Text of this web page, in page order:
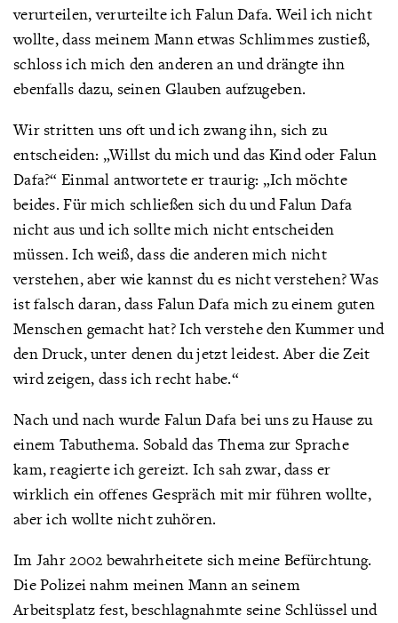
verurteilen, verurteilte ich Falun Dafa. Weil ich nicht
wollte, dass meinem Mann etwas Schlimmes zustieß,
schloss ich mich den anderen an und drängte ihn
ebenfalls dazu, seinen Glauben aufzugeben.
Wir stritten uns oft und ich zwang ihn, sich zu
entscheiden: „Willst du mich und das Kind oder Falun
Dafa?“ Einmal antwortete er traurig: „Ich möchte
beides. Für mich schließen sich du und Falun Dafa
nicht aus und ich sollte mich nicht entscheiden
müssen. Ich weiß, dass die anderen mich nicht
verstehen, aber wie kannst du es nicht verstehen? Was
ist falsch daran, dass Falun Dafa mich zu einem guten
Menschen gemacht hat? Ich verstehe den Kummer und
den Druck, unter denen du jetzt leidest. Aber die Zeit
wird zeigen, dass ich recht habe.“
Nach und nach wurde Falun Dafa bei uns zu Hause zu
einem Tabuthema. Sobald das Thema zur Sprache
kam, reagierte ich gereizt. Ich sah zwar, dass er
wirklich ein offenes Gespräch mit mir führen wollte,
aber ich wollte nicht zuhören.
Im Jahr 2002 bewahrheitete sich meine Befürchtung.
Die Polizei nahm meinen Mann an seinem
Arbeitsplatz fest, beschlagnahmte seine Schlüssel und